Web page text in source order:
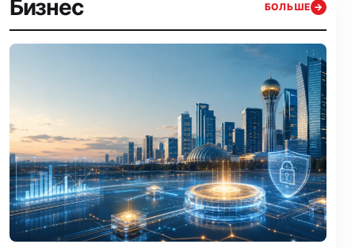
Бизнес БОЛЬШЕ →